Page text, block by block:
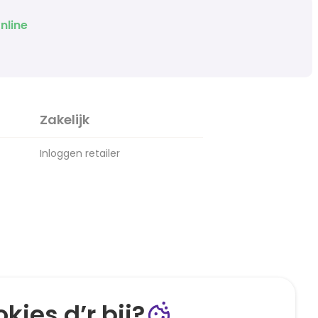
Zakelijk
Inloggen retailer